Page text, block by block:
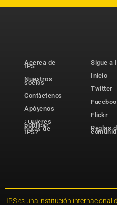
Acerca de
IPS
Nuestros
socios
Contáctenos
Apóyenos
¿Quieres
publicar
notas de
IPS?
Sigue a
Inicio
Twitter
Flickr
Reglas
IPS es una institución internacional